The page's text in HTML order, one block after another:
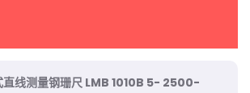
直线测量钢珊尺 LMB 1010B 5- 2500-